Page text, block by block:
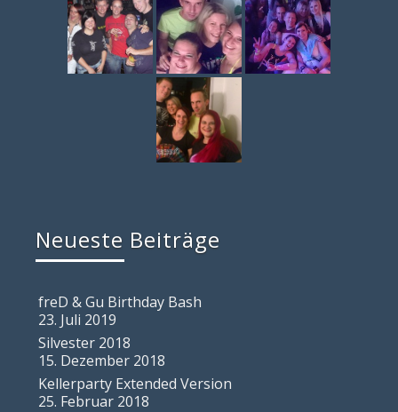
Neueste Beiträge
freD & Gu Birthday Bash
23. Juli 2019
Silvester 2018
15. Dezember 2018
Kellerparty Extended Version
25. Februar 2018